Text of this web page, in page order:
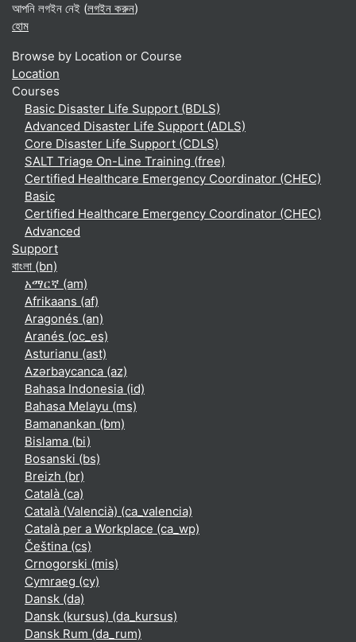
আপনি লগইন নেই (লগইন করুন)
হোম
Browse by Location or Course
Location
Courses
Basic Disaster Life Support (BDLS)
Advanced Disaster Life Support (ADLS)
Core Disaster Life Support (CDLS)
SALT Triage On-Line Training (free)
Certified Healthcare Emergency Coordinator (CHEC)
Basic
Certified Healthcare Emergency Coordinator (CHEC)
Advanced
Support
বাংলা ‎(bn)‎
አማርኛ ‎(am)‎
Afrikaans ‎(af)‎
Aragonés ‎(an)‎
Aranés ‎(oc_es)‎
Asturianu ‎(ast)‎
Azərbaycanca ‎(az)‎
Bahasa Indonesia ‎(id)‎
Bahasa Melayu ‎(ms)‎
Bamanankan ‎(bm)‎
Bislama ‎(bi)‎
Bosanski ‎(bs)‎
Breizh ‎(br)‎
Català ‎(ca)‎
Català (Valencià) ‎(ca_valencia)‎
Català per a Workplace ‎(ca_wp)‎
Čeština ‎(cs)‎
Crnogorski ‎(mis)‎
Cymraeg ‎(cy)‎
Dansk ‎(da)‎
Dansk (kursus) ‎(da_kursus)‎
Dansk Rum ‎(da_rum)‎